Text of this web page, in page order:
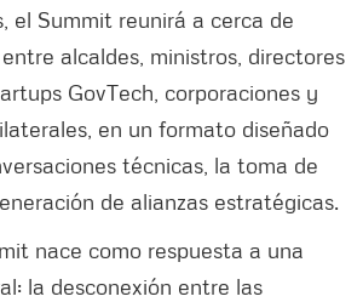
el Summit reunirá a cerca de
alcaldes, ministros, directores
GovTech, corporaciones y
en un formato diseñado
técnicas, la toma de
de alianzas estratégicas.
nace como respuesta a una
la desconexión entre las